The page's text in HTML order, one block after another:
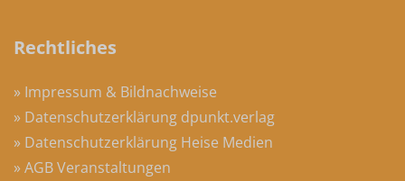
Rechtliches
» Impressum & Bildnachweise
» Datenschutzerklärung dpunkt.verlag
» Datenschutzerklärung Heise Medien
» AGB Veranstaltungen